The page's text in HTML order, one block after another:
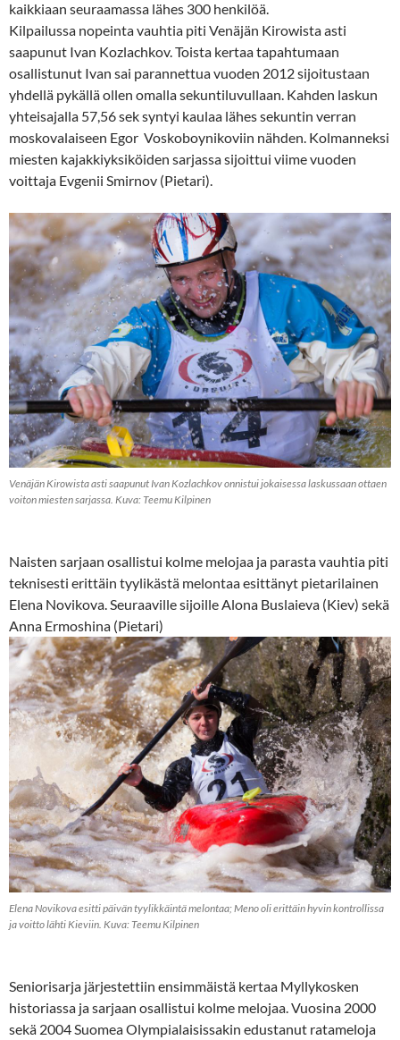
kaikkiaan seuraamassa lähes 300 henkilöä.
Kilpailussa nopeinta vauhtia piti Venäjän Kirowista asti
saapunut Ivan Kozlachkov. Toista kertaa tapahtumaan
osallistunut Ivan sai parannettua vuoden 2012 sijoitustaan
yhdellä pykällä ollen omalla sekuntiluvullaan. Kahden laskun
yhteisajalla 57,56 sek syntyi kaulaa lähes sekuntin verran
moskovalaiseen Egor Voskoboynikoviin nähden. Kolmanneksi
miesten kajakkiyksiköiden sarjassa sijoittui viime vuoden
voittaja Evgenii Smirnov (Pietari).
Venäjän Kirowista asti saapunut Ivan Kozlachkov onnistui jokaisessa laskussaan ottaen
voiton miesten sarjassa. Kuva: Teemu Kilpinen
Naisten sarjaan osallistui kolme melojaa ja parasta vauhtia piti
teknisesti erittäin tyylikästä melontaa esittänyt pietarilainen
Elena Novikova. Seuraaville sijoille Alona Buslaieva (Kiev) sekä
Anna Ermoshina (Pietari)
Elena Novikova esitti päivän tyylikkäintä melontaa; Meno oli erittäin hyvin kontrollissa
ja voitto lähti Kieviin. Kuva: Teemu Kilpinen
Seniorisarja järjestettiin ensimmäistä kertaa Myllykosken
historiassa ja sarjaan osallistui kolme melojaa. Vuosina 2000
sekä 2004 Suomea Olympialaisissakin edustanut ratameloja